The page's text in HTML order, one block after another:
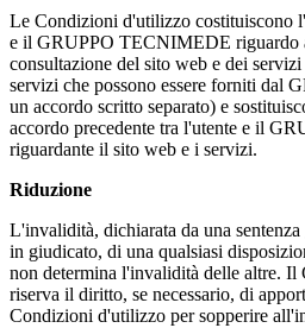
Le Condizioni d'utilizzo costituiscono
e il GRUPPO TECNIMEDE riguardo
consultazione del sito web e dei
servizi che possono essere forniti dal
un accordo scritto separato) e
accordo precedente tra l'utente e il
riguardante il sito web e i servizi.
Riduzione
L'invalidità, dichiarata da una
in giudicato, di una qualsiasi
non determina l'invalidità delle altre.
riserva il diritto, se necessario, di
Condizioni d'utilizzo per sopperire